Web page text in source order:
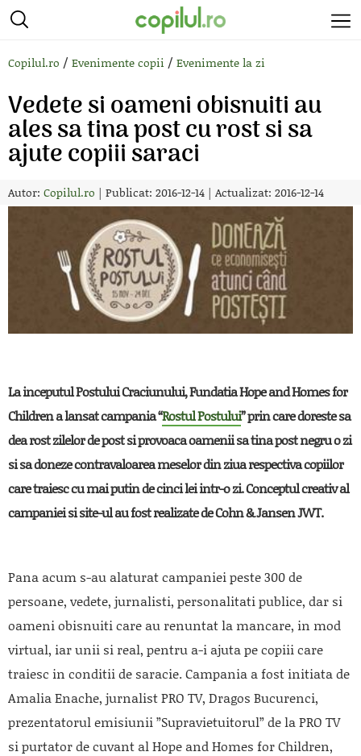
Copilul.ro / Evenimente copii / Evenimente la zi
Vedete si oameni obisnuiti au
ales sa tina post cu rost si sa
ajute copiii saraci
Autor: Copilul.ro | Publicat: 2016-12-14 | Actualizat: 2016-12-14
La inceputul Postului Craciunului, Fundatia Hope and Homes for
Children a lansat campania “Rostul Postului” prin care doreste sa
dea rost zilelor de post si provoaca oamenii sa tina post negru o zi
si sa doneze contravaloarea meselor din ziua respectiva copiilor
care traiesc cu mai putin de cinci lei intr-o zi. Conceptul creativ al
campaniei si site-ul au fost realizate de Cohn & Jansen JWT.
Pana acum s-au alaturat campaniei peste 300 de
persoane, vedete, jurnalisti, personalitati publice, dar si
oameni obisnuiti care au renuntat la mancare, in mod
virtual, iar unii si real, pentru a-i ajuta pe copiii care
traiesc in conditii de saracie. Campania a fost initiata de
Amalia Enache, jurnalist PRO TV, Dragos Bucurenci,
prezentatorul emisiunii ”Supravietuitorul” de la PRO TV
si purtator de cuvant al Hope and Homes for Children,